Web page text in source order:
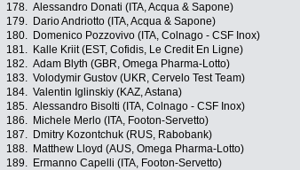
178. Alessandro Donati (ITA, Acqua & Sapone)
179.
Dario Andriotto (ITA, Acqua & Sapone)
180.
Domenico Pozzovivo (ITA, Colnago - CSF Inox)
181.
Kalle Kriit (EST, Cofidis, Le Credit En Ligne)
182. Adam Blyth (GBR, Omega Pharma-Lotto)
183. Volodymir Gustov (UKR, Cervelo Test Team)
184. Valentin Iglinskiy (KAZ, Astana)
185. Alessandro Bisolti (ITA, Colnago - CSF Inox)
186.
Michele Merlo (ITA, Footon-Servetto)
187.
Dmitry Kozontchuk (RUS, Rabobank)
188.
Matthew Lloyd (AUS, Omega Pharma-Lotto)
189.
Ermanno Capelli (ITA, Footon-Servetto)